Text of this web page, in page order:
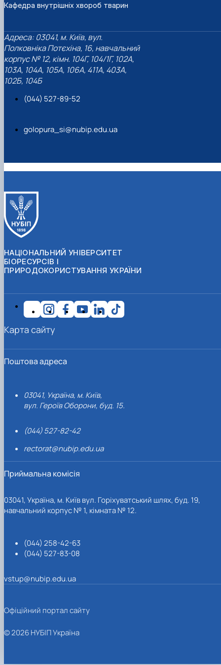
Кафедра внутрішніх хвороб тварин
Адреса: 03041, м. Київ, вул.
Полковніка Потєхіна, 16, навчальний
корпус № 12, кімн. 104Г, 104/1Г, 102А,
103А, 104А, 105А, 106А, 411А, 403А,
102Б, 104Б
(044) 527-89-52
golopura_si@nubip.edu.ua
НАЦІОНАЛЬНИЙ УНІВЕРСИТЕТ
БІОРЕСУРСІВ І
ПРИРОДОКОРИСТУВАННЯ УКРАЇНИ
Поштова адреса
03041, Україна, м. Київ,
вул. Героїв Оборони, буд. 15.
(044) 527-82-42
rectorat@nubip.edu.ua
Приймальна комісія
03041, Україна, м. Київ вул. Горіхуватський шлях, буд. 19,
навчальний корпус № 1, кімната № 12.
(044) 258-42-63
(044) 527-83-08
vstup@nubip.edu.ua
Карта сайту
Офіційний портал сайту
© 2026 НУБІП Україна